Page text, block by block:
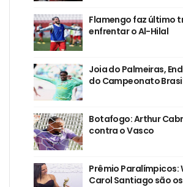
Flamengo faz último
enfrentar o Al-Hilal
Joia do Palmeiras,
do Campeonato
Botafogo: Arthur
contra o Vasco
Prêmio Paralímpicos:
Carol Santiago são